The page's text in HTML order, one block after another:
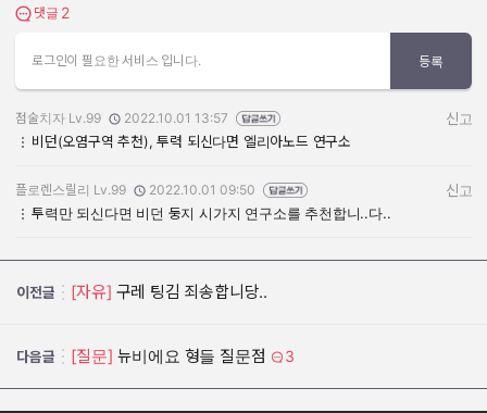
댓글 보기
댓글 2
로그인이 필요한 서비스 입니다. 등록
작성자:
점술치자 Lv.99
작성일:
2022.10.01 13:57
신고
비던(오염구역 추천), 투력 되신다면 엘리아노드 연구소
작성자:
플로렌스릴리 Lv.99
작성일:
2022.10.01 09:50
신고
투력만 되신다면 비던 둥지 시가지 연구소를 추천합니..다..
이전글 [자유] 구레 팅김 죄송합니당..
다음글 [질문] 뉴비에요 형들 질문점 3